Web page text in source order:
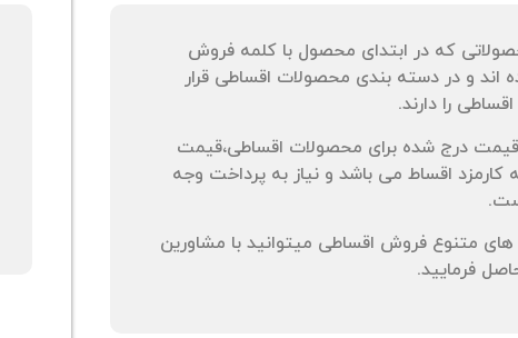
که در ابتدای محصول با کلمه فروش
و در دسته بندی محصولات اقساطی قرار
را دارند.
درج شده برای محصولات اقساطی،قیمت
کارمزد اقساط می باشد و نیاز به پرداخت وجه
متنوع فروش اقساطی میتوانید با مشاورین
فرمایید.